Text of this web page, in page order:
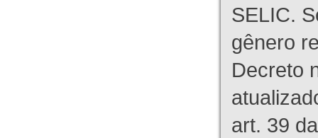
SELIC.
gênero
Decreto
art. 39